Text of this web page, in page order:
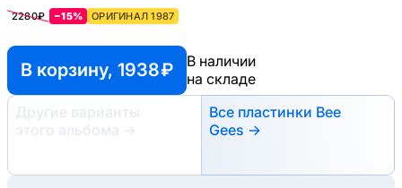
2280₽ −15% ОРИГИНАЛ 1987
В корзину, 1938 ₽
В наличии
на складе
Другие варианты
этого альбома
→
Все пластинки Bee
Gees →